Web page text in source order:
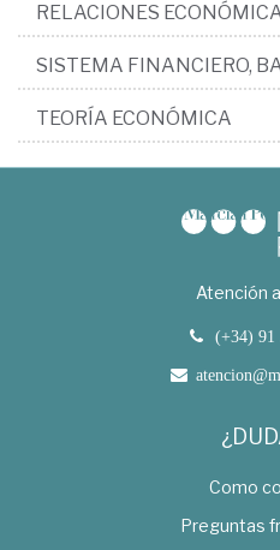
RELACIONES
SISTEMA FINANCIERO,
TEORÍA ECONÓMICA
Atención
(+34) 91
Como
Preguntas